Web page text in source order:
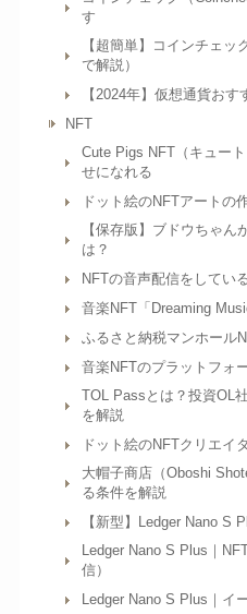
す
【超簡単】コインチェ
で解説）
【2024年】仮想通貨おす
NFT
Cute Pigs NFT（キュー
せになれる
ドット絵のNFTアートの
【保存版】ブドウちゃん
は？
NFTの音声配信をしてい
音楽NFT「Dreaming
ふるさと納税マンホール
音楽NFTのプラットフォ
TOL Passとは？投資OL
を解説
ドット絵のNFTクリエイ
大帽子商店（Oboshi
る条件を解説
【新型】Ledger Nano S
Ledger Nano S Plus｜
信）
Ledger Nano S Plus｜イ